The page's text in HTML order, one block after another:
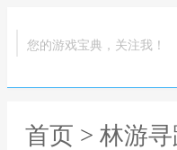
您的游戏宝典，关注我！
首页 > 林游寻